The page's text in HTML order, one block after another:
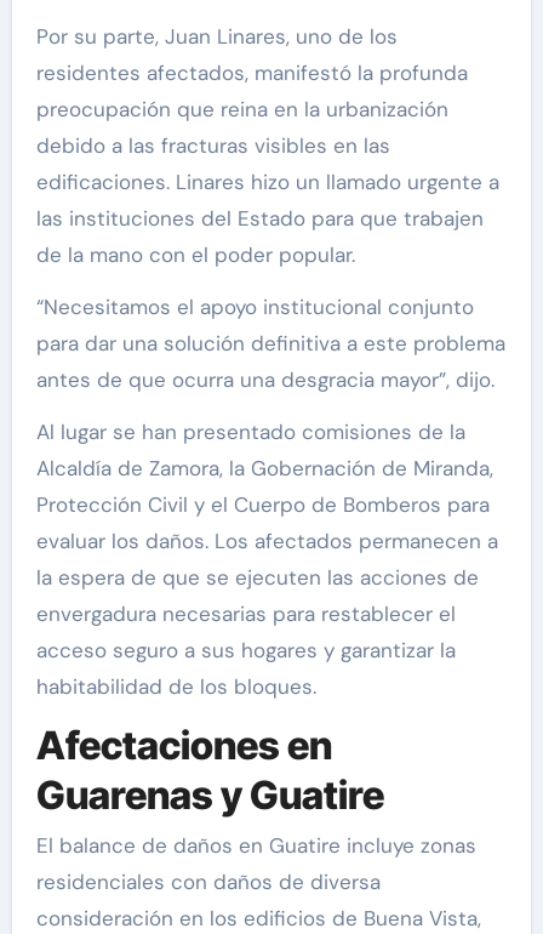
Por su parte, Juan Linares, uno de los
residentes afectados, manifestó la profunda
preocupación que reina en la urbanización
debido a las fracturas visibles en las
edificaciones. Linares hizo un llamado urgente a
las instituciones del Estado para que trabajen
de la mano con el poder popular.
“Necesitamos el apoyo institucional conjunto
para dar una solución definitiva a este problema
antes de que ocurra una desgracia mayor”, dijo.
Al lugar se han presentado comisiones de la
Alcaldía de Zamora, la Gobernación de Miranda,
Protección Civil y el Cuerpo de Bomberos para
evaluar los daños. Los afectados permanecen a
la espera de que se ejecuten las acciones de
envergadura necesarias para restablecer el
acceso seguro a sus hogares y garantizar la
habitabilidad de los bloques.
Afectaciones en
Guarenas y Guatire
El balance de daños en Guatire incluye zonas
residenciales con daños de diversa
consideración en los edificios de Buena Vista,